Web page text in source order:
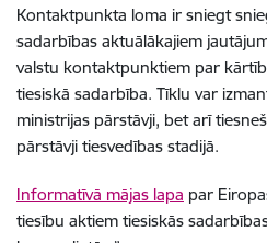
Kontaktpunkta loma ir sniegt
sadarbības aktuālākajiem
valstu kontaktpunktiem par
tiesiskā sadarbība. Tīklu var
ministrijas pārstāvji, bet arī
pārstāvji tiesvedības stadijā.
Informatīvā mājas lapa par
tiesību aktiem tiesiskās